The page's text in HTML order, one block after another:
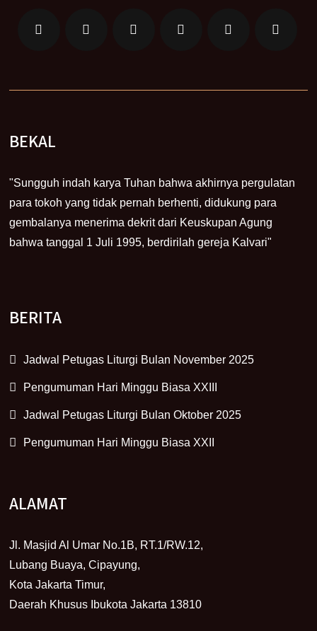
BEKAL
"Sungguh indah karya Tuhan bahwa akhirnya pergulatan
para tokoh yang tidak pernah berhenti, didukung para
gembalanya menerima dekrit dari Keuskupan Agung
bahwa tanggal 1 Juli 1995, berdirilah gereja Kalvari"
BERITA
Jadwal Petugas Liturgi Bulan November 2025
Pengumuman Hari Minggu Biasa XXIII
Jadwal Petugas Liturgi Bulan Oktober 2025
Pengumuman Hari Minggu Biasa XXII
ALAMAT
Jl. Masjid Al Umar No.1B, RT.1/RW.12,
Lubang Buaya, Cipayung,
Kota Jakarta Timur,
Daerah Khusus Ibukota Jakarta 13810